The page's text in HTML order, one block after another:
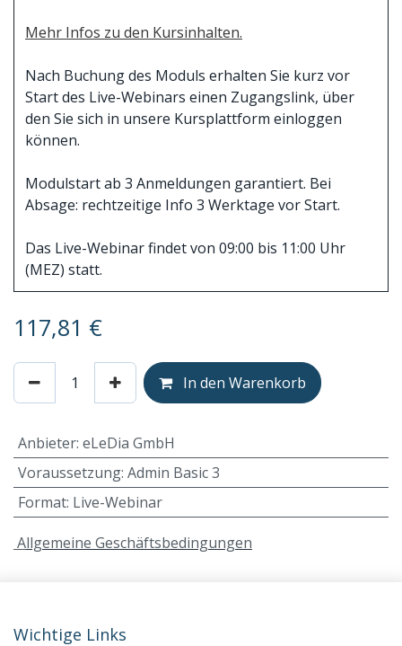
Mehr Infos zu den Kursinhalten.
Nach Buchung des Moduls erhalten Sie kurz vor
Start des Live-Webinars einen Zugangslink, über
den Sie sich in unsere Kursplattform einloggen
können.
Modulstart ab 3 Anmeldungen garantiert. Bei
Absage: rechtzeitige Info 3 Werktage vor Start.
Das Live-Webinar findet von 09:00 bis 11:00 Uhr
(MEZ) statt.
117,81 €
In den Warenkorb
Anbieter: eLeDia GmbH
Voraussetzung: Admin Basic 3
Format: Live-Webinar
Allgemeine Geschäftsbedingungen
Wichtige Links